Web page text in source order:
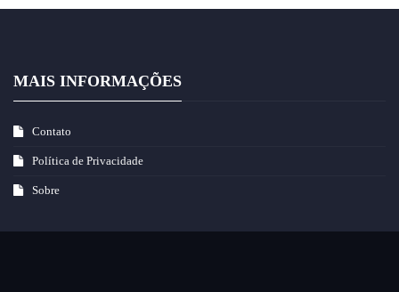
MAIS INFORMAÇÕES
Contato
Política de Privacidade
Sobre